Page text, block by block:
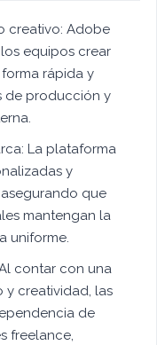
creativo: Adobe
equipos crear
rápida y
de producción y
La plataforma
y
que
mantengan la
uniforme.
contar con una
y creatividad, las
de
freelance,